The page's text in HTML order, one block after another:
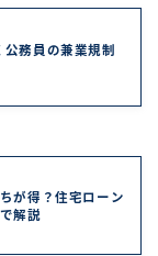
務員の兼業規制
が得？住宅ローン
解説